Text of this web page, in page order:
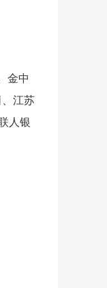
金中
江苏
人银